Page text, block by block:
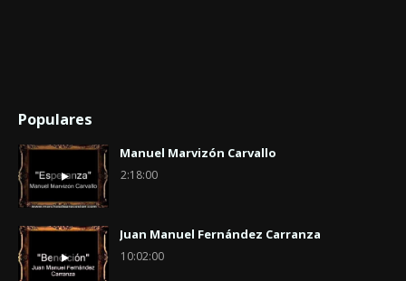
Populares
Manuel Marvizón Carvallo
2:18:00
Juan Manuel Fernández Carranza
10:02:00